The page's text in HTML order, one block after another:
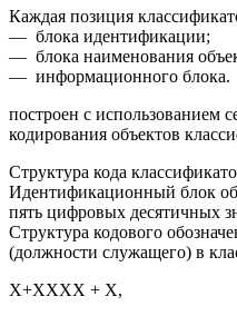
Каждая позиция
— блока идентификации;
— блока наименования
— информационного блока.
построен с использованием
кодирования объектов
Структура кода
Идентификационный блок
пять цифровых десятичных
Структура кодового
(должности служащего) в
Х+ХХХХ + X,